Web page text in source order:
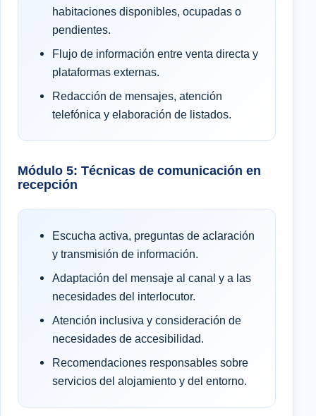
habitaciones disponibles, ocupadas o
pendientes.
Flujo de información entre venta directa y
plataformas externas.
Redacción de mensajes, atención
telefónica y elaboración de listados.
Módulo 5: Técnicas de comunicación en
recepción
Escucha activa, preguntas de aclaración
y transmisión de información.
Adaptación del mensaje al canal y a las
necesidades del interlocutor.
Atención inclusiva y consideración de
necesidades de accesibilidad.
Recomendaciones responsables sobre
servicios del alojamiento y del entorno.